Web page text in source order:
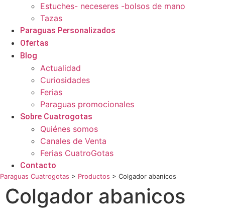
Estuches- neceseres -bolsos de mano
Tazas
Paraguas Personalizados
Ofertas
Blog
Actualidad
Curiosidades
Ferias
Paraguas promocionales
Sobre Cuatrogotas
Quiénes somos
Canales de Venta
Ferias CuatroGotas
Contacto
Paraguas Cuatrogotas > Productos > Colgador abanicos
Colgador abanicos